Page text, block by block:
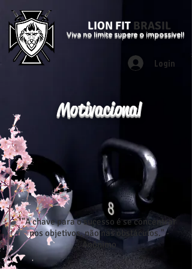
LION FIT BRASIL
Viva no limite supere o impossível!
Login
Motivacional
"A chave para o sucesso é se concentrar
nos objetivos, não nas obstáculos." -
Anônimo